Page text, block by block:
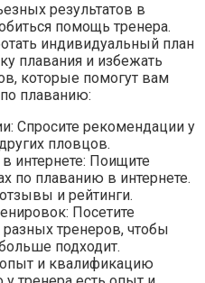
результатов в
помощь тренера.
индивидуальный план
плавания и избежать
которые помогут вам
плаванию:
Спросите рекомендации у
пловцов.
интернете: Поищите
по плаванию в интернете.
и рейтинги.
Посетите
тренеров, чтобы
подходит.
и квалификацию